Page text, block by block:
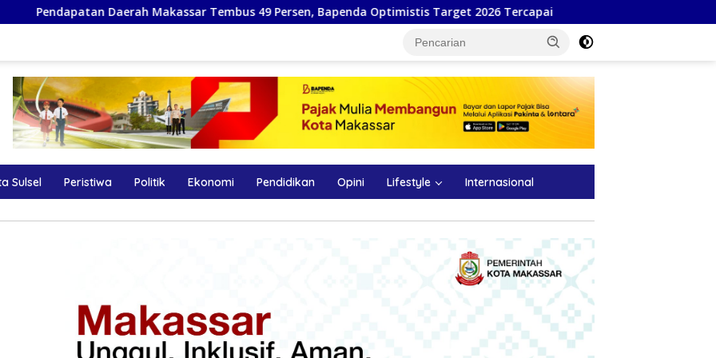
Makassar Tembus 49 Persen, Bapenda Optimistis Target 2026 Tercapai Pemkab Barru dan Unhas Tanam Perdana
Sulsel Peristiwa Politik Ekonomi Pendidikan Opini Lifestyle Internasional